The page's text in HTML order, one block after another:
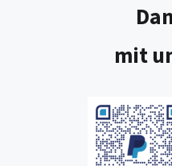
Danke,
mit